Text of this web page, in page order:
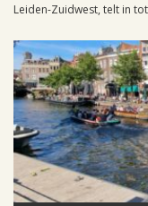
Leiden-Zuidwest, telt in